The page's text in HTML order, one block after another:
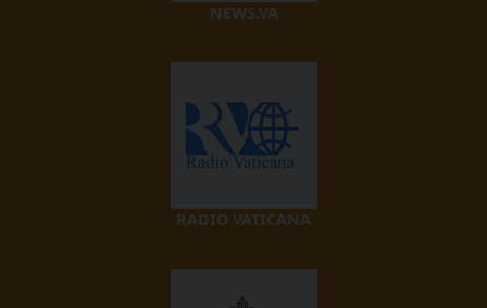
NEWS.VA
RADIO VATICANA